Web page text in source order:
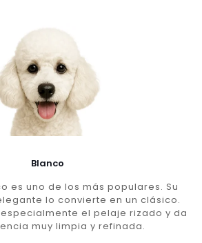
Blanco
es uno de los más populares. Su
lo convierte en un clásico.
el pelaje rizado y da
muy limpia y refinada.